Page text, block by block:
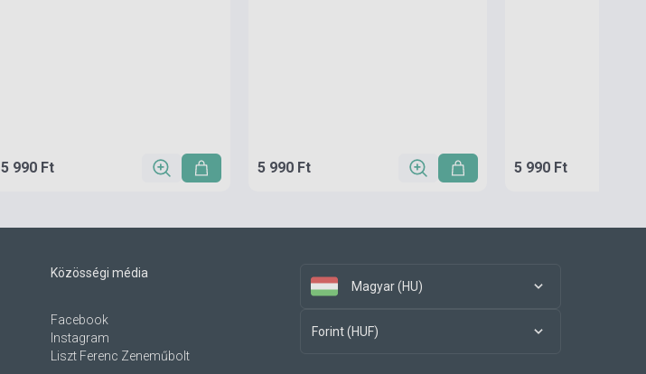
5 990 Ft 5 990 Ft 5 990 Ft
Közösségi média
Facebook
Instagram
Liszt Ferenc Zeneműbolt
Magyar (HU)
Forint (HUF)